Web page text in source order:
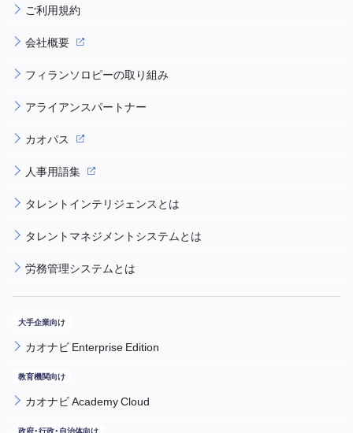
ご利用規約
会社概要
フィランソロピーの取り組み
アライアンスパートナー
カオパス
人事用語集
タレントインテリジェンスとは
タレントマネジメントシステムとは
労務管理システムとは
カオナビ Enterprise Edition
カオナビ Academy Cloud